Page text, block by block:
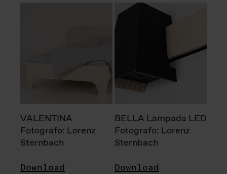
VALENTINA
Fotografo: Lorenz
Sternbach
Download
BELLA Lampada LED
Fotografo: Lorenz
Sternbach
Download